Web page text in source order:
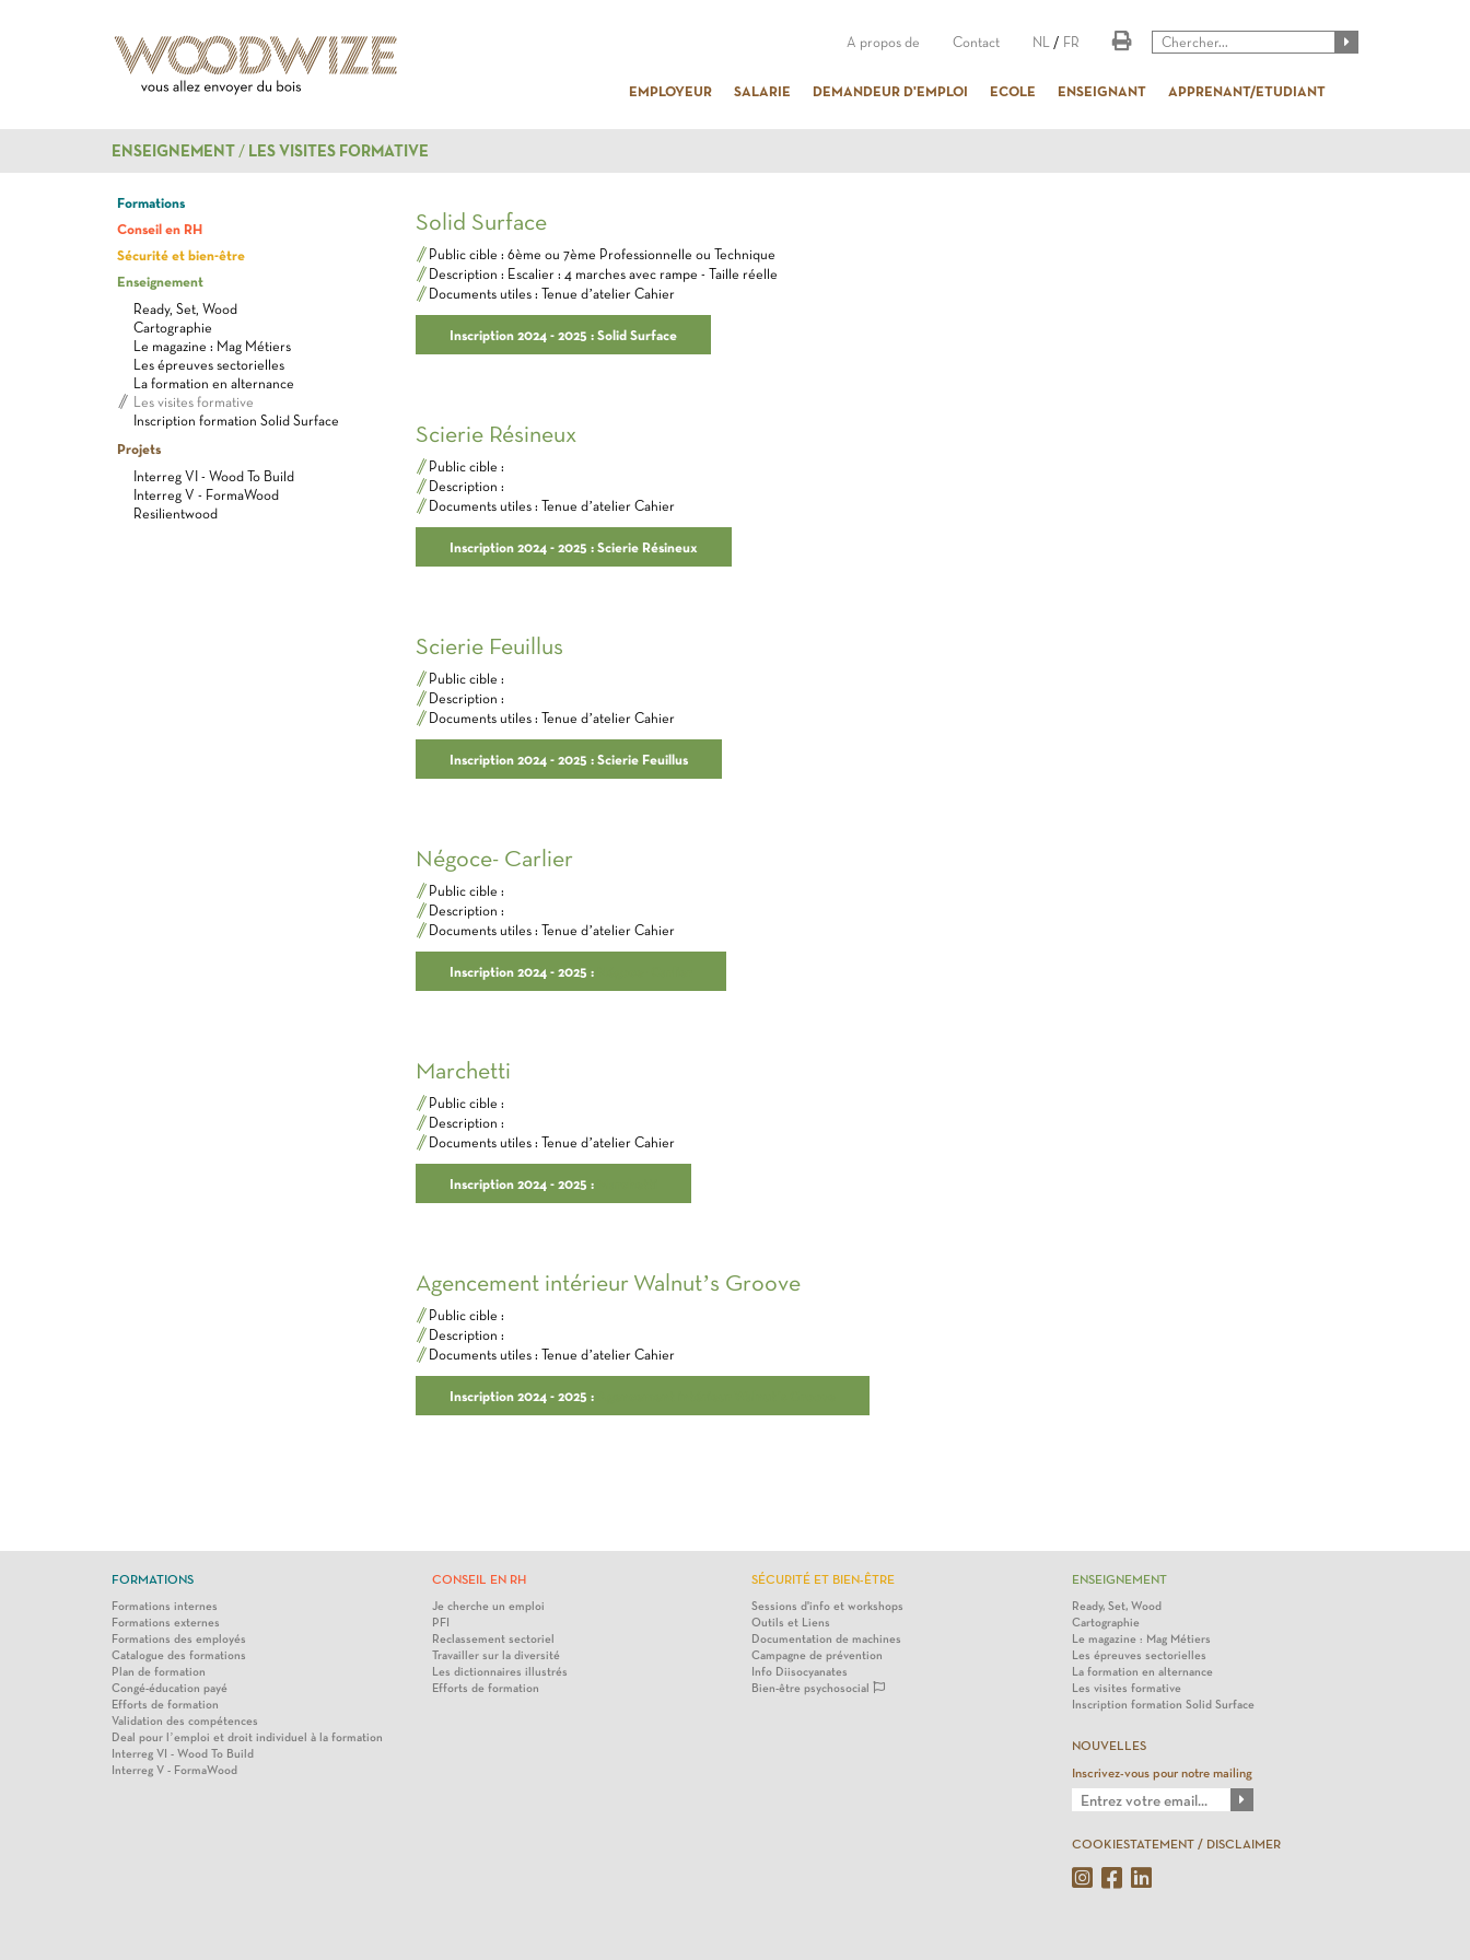
A propos de Contact NL / FR
EMPLOYEUR SALARIE DEMANDEUR D'EMPLOI ECOLE ENSEIGNANT APPRENANT/ETUDIANT
ENSEIGNEMENT LES VISITES FORMATIVE
Formations
Conseil en RH
Sécurité et bien-être
Enseignement
Ready, Set, Wood
Cartographie
Le magazine : Mag Métiers
Les épreuves sectorielles
La formation en alternance
Les visites formative
Inscription formation Solid Surface
Projets
Interreg VI - Wood To Build
Interreg V - FormaWood
Resilientwood
Solid Surface
Public cible​ : 6ème ou 7ème Professionnelle ou Technique​
Description​ : Escalier : 4 marches avec rampe​ - Taille réelle​
Documents utiles​ : Tenue d’atelier​ Cahier
Inscription 2024 - 2025 : Solid Surface
Scierie Résineux
Public cible​ : ​
Description​ : ​
Documents utiles​ : Tenue d’atelier​ Cahier
Inscription 2024 - 2025 : Scierie Résineux
Scierie Feuillus
Public cible​ : ​
Description​ : ​
Documents utiles​ : Tenue d’atelier​ Cahier
Inscription 2024 - 2025 : Scierie Feuillus
Négoce- Carlier
Public cible​ : ​
Description​ : ​
Documents utiles​ : Tenue d’atelier​ Cahier
Inscription 2024 - 2025 :
Marchetti
Public cible​ : ​
Description​ : ​
Documents utiles​ : Tenue d’atelier​ Cahier
Inscription 2024 - 2025 :
Agencement intérieur​Walnut’s Groove
Public cible​ : ​
Description​ : ​
Documents utiles​ : Tenue d’atelier​ Cahier
Inscription 2024 - 2025 :
FORMATIONS
Formations internes
Formations externes
Formations des employés
Catalogue des formations
Plan de formation
Congé-éducation payé
Efforts de formation
Validation des compétences
Deal pour l’emploi et droit individuel à la formation
Interreg VI - Wood To Build
Interreg V - FormaWood
CONSEIL EN RH
Je cherche un emploi
PFI
Reclassement sectoriel
Travailler sur la diversité
Les dictionnaires illustrés
Efforts de formation
SÉCURITÉ ET BIEN-ÊTRE
Sessions d'info et workshops
Outils et Liens
Documentation de machines
Campagne de prévention
Info Diisocyanates
Bien-être psychosocial
ENSEIGNEMENT
Ready, Set, Wood
Cartographie
Le magazine : Mag Métiers
Les épreuves sectorielles
La formation en alternance
Les visites formative
Inscription formation Solid Surface
NOUVELLES
Inscrivez-vous pour notre mailing
COOKIESTATEMENT / DISCLAIMER